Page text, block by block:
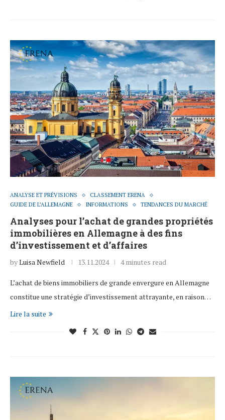
ANALYSE ET PRÉVISIONS
CLASSEMENT ERENA
GUIDE DE L’ALLEMAGNE
INFORMATIONS TENDANCES DU MARCHÉ
Analyses pour l’achat de grandes propriétés
immobilières en Allemagne à des fins
d’investissement et d’affaires
byLuisa Newfield 13.11.2024 4 minutes read
L’achat de biens immobiliers de grande envergure en Allemagne
constitue une stratégie d’investissement attrayante, en raison…
Lire la suite